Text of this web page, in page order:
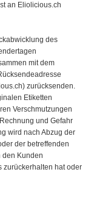
an Eliolicious.ch
des
mit dem
zurücksenden.
Etiketten
Verschmutzungen
und Gefahr
wird nach Abzug der
der betreffenden
den Kunden
zurückerhalten hat oder